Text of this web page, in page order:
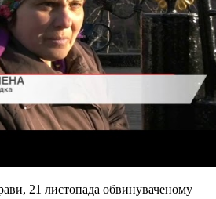
21 листопада обвинуваченому